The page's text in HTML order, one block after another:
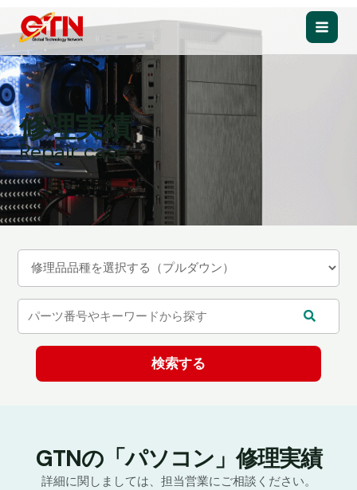
を
ス
キ
ッ
プ
Main
修理実績
Repair case
GTNの「パソコン」修理実績
詳細に関しましては、担当営業にご相談ください。